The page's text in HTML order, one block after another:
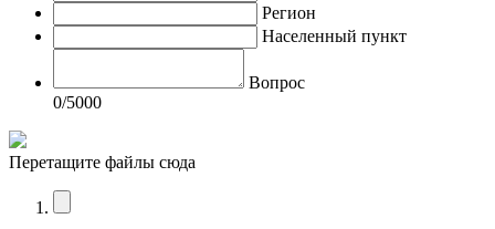
Регион
Населенный пункт
Вопрос
0/5000
Перетащите файлы сюда